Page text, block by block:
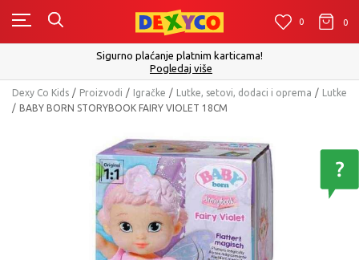
0 0
Sigurno plaćanje platnim karticama!
Pogledaj više
Dexy Co Kids Proizvodi Igračke Lutke, setovi, dodaci i oprema
Lutke
BABY BORN STORYBOOK FAIRY VIOLET 18CM